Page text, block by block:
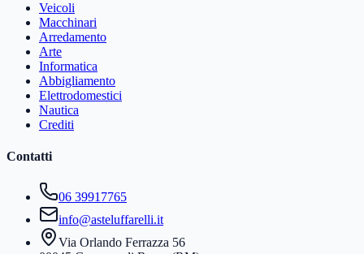
Veicoli
Macchinari
Arredamento
Arte
Informatica
Abbigliamento
Elettrodomestici
Nautica
Crediti
Contatti
06 39917765
info@asteluffarelli.it
Via Orlando Ferrazza 56